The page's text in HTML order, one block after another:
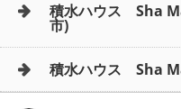
積水ハウス Sha
市)
積水ハウス Sha